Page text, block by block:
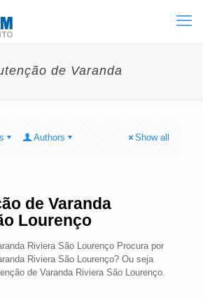
de Varanda
Authors Show all
de Varanda
Lourenço
Riviera São Lourenço Procura por
Riviera São Lourenço? Ou seja
de Varanda Riviera São Lourenço.